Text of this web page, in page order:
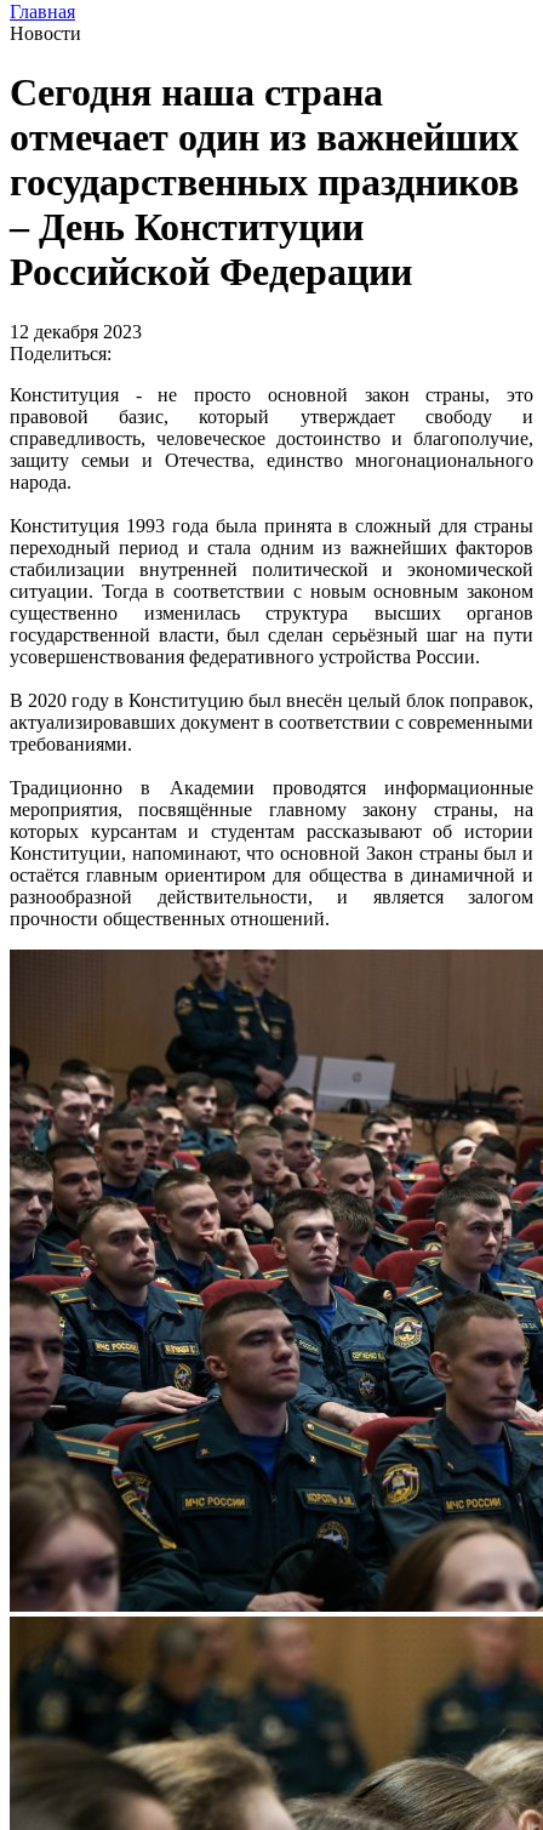
Главная
Новости
Сегодня наша страна
отмечает один из важнейших
государственных праздников
– День Конституции
Российской Федерации
12 декабря 2023
Поделиться:
Конституция - не просто основной закон страны, это
правовой базис, который утверждает свободу и
справедливость, человеческое достоинство и благополучие,
защиту семьи и Отечества, единство многонационального
народа.
Конституция 1993 года была принята в сложный для страны
переходный период и стала одним из важнейших факторов
стабилизации внутренней политической и экономической
ситуации. Тогда в соответствии с новым основным законом
существенно изменилась структура высших органов
государственной власти, был сделан серьёзный шаг на пути
усовершенствования федеративного устройства России.
В 2020 году в Конституцию был внесён целый блок поправок,
актуализировавших документ в соответствии с современными
требованиями.
Традиционно в Академии проводятся информационные
мероприятия, посвящённые главному закону страны, на
которых курсантам и студентам рассказывают об истории
Конституции, напоминают, что основной Закон страны был и
остаётся главным ориентиром для общества в динамичной и
разнообразной действительности, и является залогом
прочности общественных отношений.